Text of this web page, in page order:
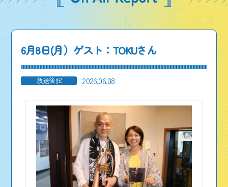
6月8日(月）ゲスト：TOKUさん
放送後記 2026.06.08